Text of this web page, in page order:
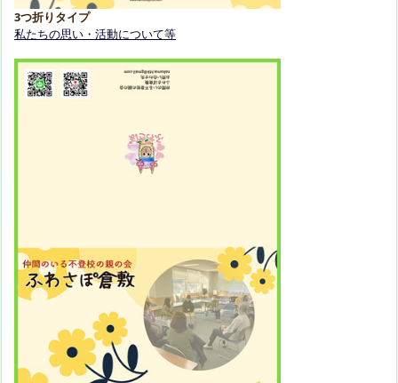
3つ折りタイプ
私たちの思い・活動について等